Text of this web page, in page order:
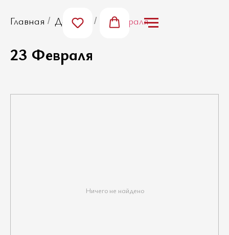
Главная / Десерты / 23 февраля
23 Февраля
Ничего не найдено